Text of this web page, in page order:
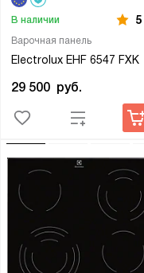
Варочная панель
Electrolux EHF 6547 FXK
В наличии 5
29 500 руб.